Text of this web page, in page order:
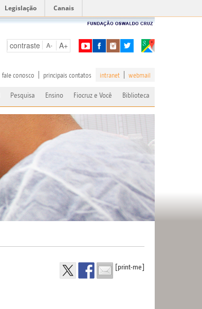
Legislação Canais
contraste A- A+
fale conosco principais contatos intranet webmail
Pesquisa Ensino Fiocruz e Você Biblioteca
[print-me]